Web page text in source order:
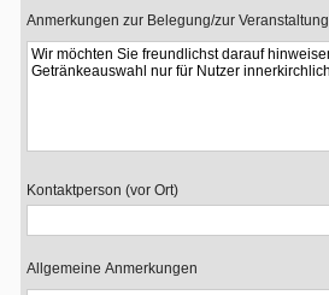
Anmerkungen zur Belegung/zur Veranstaltung
Kontaktperson (vor Ort)
Allgemeine Anmerkungen